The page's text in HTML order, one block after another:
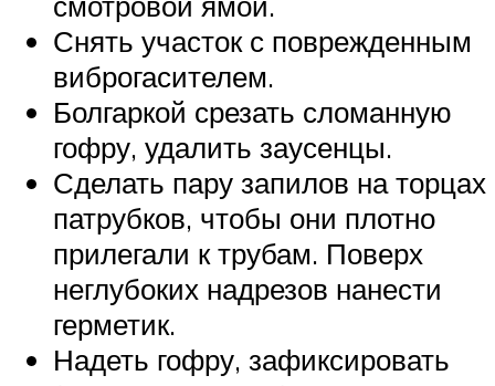
Снять участок с поврежденным
виброгасителем.
Болгаркой срезать сломанную
гофру, удалить заусенцы.
Сделать пару запилов на торцах
патрубков, чтобы они плотно
прилегали к трубам. Поверх
неглубоких надрезов нанести
герметик.
Надеть гофру, зафиксировать